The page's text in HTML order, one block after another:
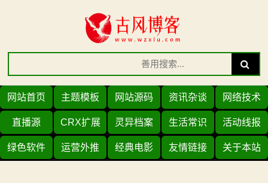
Search
for:
Search
网站首页 主题模板 网站源码 资讯杂谈 网络技术
直播源 CRX扩展 灵异档案 生活常识 活动线报
绿色软件 运营外推 经典电影 友情链接 关于本站